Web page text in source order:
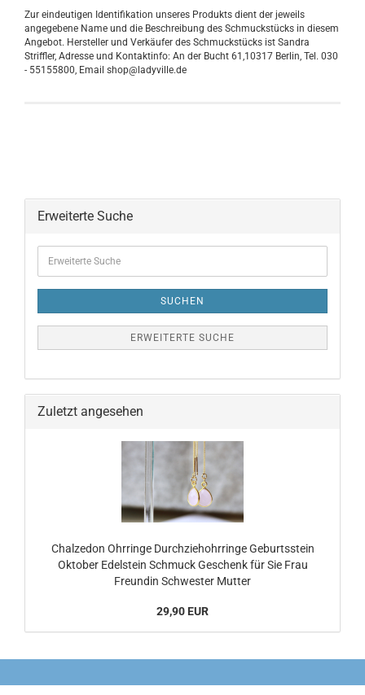
Zur eindeutigen Identifikation unseres Produkts dient der jeweils
angegebene Name und die Beschreibung des Schmuckstücks in diesem
Angebot. Hersteller und Verkäufer des Schmuckstücks ist Sandra
Striffler, Adresse und Kontaktinfo: An der Bucht 61,10317 Berlin, Tel. 030
- 55155800, Email shop@ladyville.de
Erweiterte Suche
SUCHEN
ERWEITERTE SUCHE
Zuletzt angesehen
Chalzedon Ohrringe Durchziehohrringe Geburtsstein
Oktober Edelstein Schmuck Geschenk für Sie Frau
Freundin Schwester Mutter
29,90 EUR